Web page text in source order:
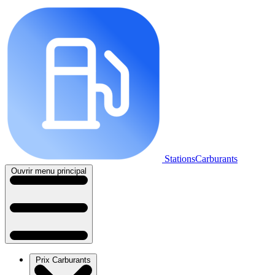
StationsCarburants
Ouvrir menu principal
Prix Carburants